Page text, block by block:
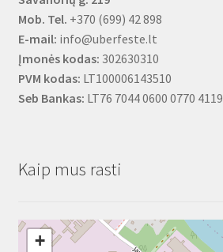
Mob. Tel. +370 (699) 42 898
E-mail: info@uberfeste.lt
Įmonės kodas: 302630310
PVM kodas: LT100006143510
Seb Bankas: LT76 7044 0600 0770 4119
Kaip mus rasti
+